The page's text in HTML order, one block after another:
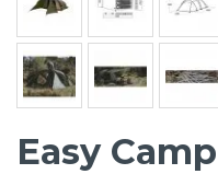
Easy